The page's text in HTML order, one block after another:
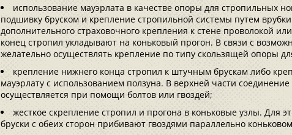
использование мауэрлата в качестве опоры для стропильных
подшивку бруском и крепление стропильной системы путем
дополнительного страховочного крепления к стене проволокой
конец стропил укладывают на коньковый прогон. В связи с
желательно осуществлять крепление по типу скользящей опоры
крепление нижнего конца стропил к штучным брускам либо
мауэрлату с использованием ползуна. В верхней части соединение
осуществляется при помощи болтов или гвоздей;
жесткое скрепление стропил и прогона в коньковые узлы. Для
бруски с обеих сторон прибивают гвоздями параллельно